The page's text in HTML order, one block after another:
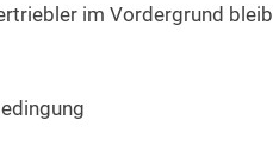
im Vordergrund